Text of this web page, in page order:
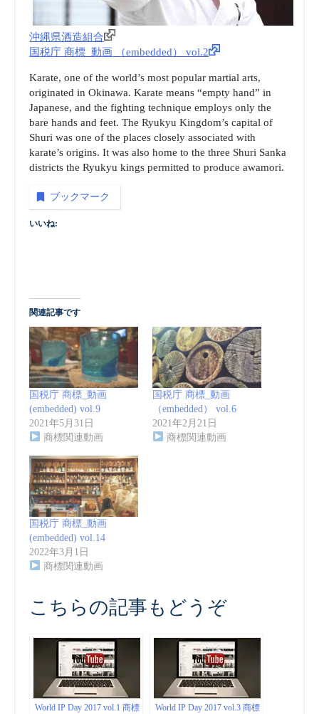
沖縄県酒造組合
国税庁 商標_動画 （embedded） vol.2
Karate, one of the world’s most popular martial arts,
originated in Okinawa. Karate means “empty hand” in
Japanese, and the fighting technique employs only the
bare hands and feet. The Ryukyu Kingdom’s capital of
Shuri was one of the places closely associated with
karate’s origins. It was also home to the three Shuri Sanka
districts the Ryukyu kings permitted to produce awamori.
ブックマーク
いいね:
関連記事です
国税庁 商標_動画
(embedded) vol.9
2021年5月31日
商標関連動画
国税庁 商標_動画
（embedded） vol.6
2021年2月21日
商標関連動画
国税庁 商標_動画
(embedded) vol.14
2022年3月1日
商標関連動画
こちらの記事もどうぞ
World IP Day 2017 vol.1 商標
World IP Day 2017 vol.3 商標